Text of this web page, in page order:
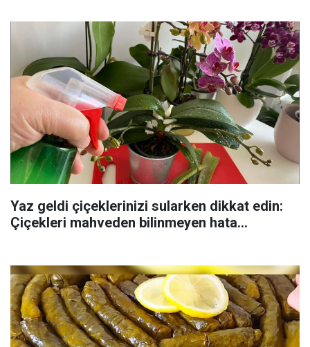
Yaz geldi çiçeklerinizi sularken dikkat edin:
Çiçekleri mahveden bilinmeyen hata...